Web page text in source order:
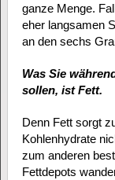
ganze Menge.
eher langsamen
an den sechs
Was Sie
sollen, ist Fett.
Denn Fett sorgt
Kohlenhydrate
zum anderen
Fettdepots